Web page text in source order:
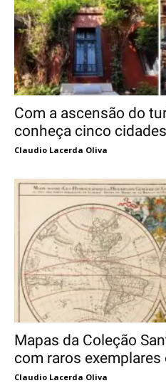
Com a ascensão do
conheça cinco
Claudio Lacerda Oliva
Mapas da Coleção
com raros
Claudio Lacerda Oliva